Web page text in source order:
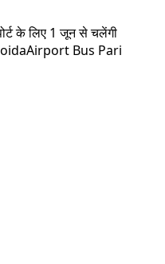
के लिए 1 जून से चलेंगी
Airport Bus Pari